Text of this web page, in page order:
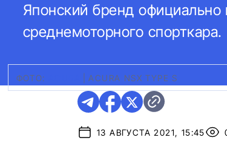
Японский бренд
среднемоторного спорткара.
ФОТО: ACURA NSX TYPE S
13 АВГУСТА 2021, 15:45